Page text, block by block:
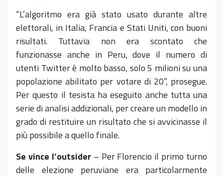
“L’algoritmo era già stato usato durante altre
elettorali, in Italia, Francia e Stati Uniti, con buoni
risultati. Tuttavia non era scontato che
funzionasse anche in Peru, dove il numero di
utenti Twitter è molto basso, solo 5 milioni su una
popolazione abilitato per votare di 20”, prosegue.
Per questo il tesista ha eseguito anche tutta una
serie di analisi addizionali, per creare un modello in
grado di restituire un risultato che si avvicinasse il
più possibile a quello finale.
Se vince l’outsider– Per Florencio il primo turno
delle elezione peruviane era particolarmente